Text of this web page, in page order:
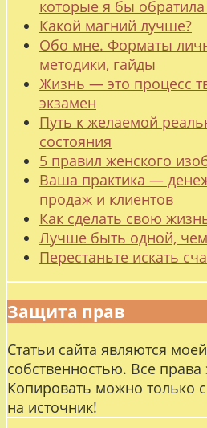
которые я бы
Какой магний лучше?
Обо мне. Форматы
методики, гайды
Жизнь — это процесс
экзамен
Путь к желаемой
состояния
5 правил женского
Ваша практика —
продаж и клиентов
Как сделать свою
Лучше быть одной,
Перестаньте искать
Защита прав
Статьи сайта являются
собственностью. Все
Копировать можно только
на источник!